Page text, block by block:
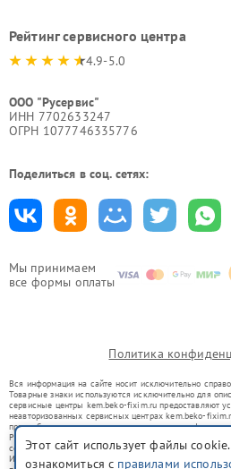
Мы принимаем
все формы оплаты
Рейтинг сервисного центра
4.9-5.0
ООО "Русервис"
ИНН 7702633247
ОГРН 1077746335776
Поделиться в соц. сетях:
Политика
Вся информация на сайте носит исключительно
Товарные знаки используются исключительно для
сервисные центры kem.beko-fixim.ru предоставляют
неавторизованных сервисных центрах kem.beko-
правообладателями товарных знаков или их
Ремонт осуществляется для устройств, уже введенных
со статьей 1487 ГК РФ.
Использование товарных знаков не преследует цели
Этот сайт использует файлы
ознакомиться с правилами